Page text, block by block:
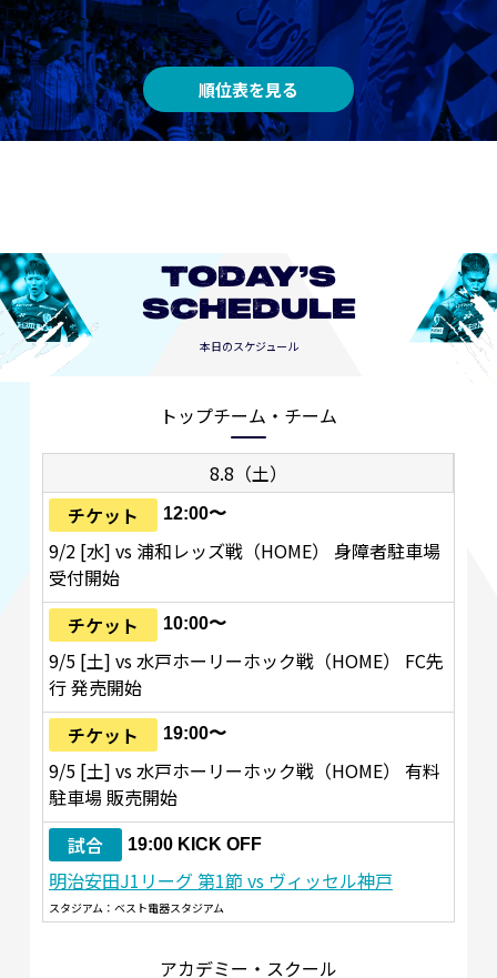
順位表を見る
TODAY’S
SCHEDULE
本日のスケジュール
トップチーム・チーム
8.8（土）
チケット
12:00〜
9/2 [水] vs 浦和レッズ戦（HOME） 身障者駐車場
受付開始
チケット
10:00〜
9/5 [土] vs 水戸ホーリーホック戦（HOME） FC先
行 発売開始
チケット
19:00〜
9/5 [土] vs 水戸ホーリーホック戦（HOME） 有料
駐車場 販売開始
試合
19:00 KICK OFF
明治安田J1リーグ 第1節 vs ヴィッセル神戸
スタジアム：ベスト電器スタジアム
アカデミー・スクール